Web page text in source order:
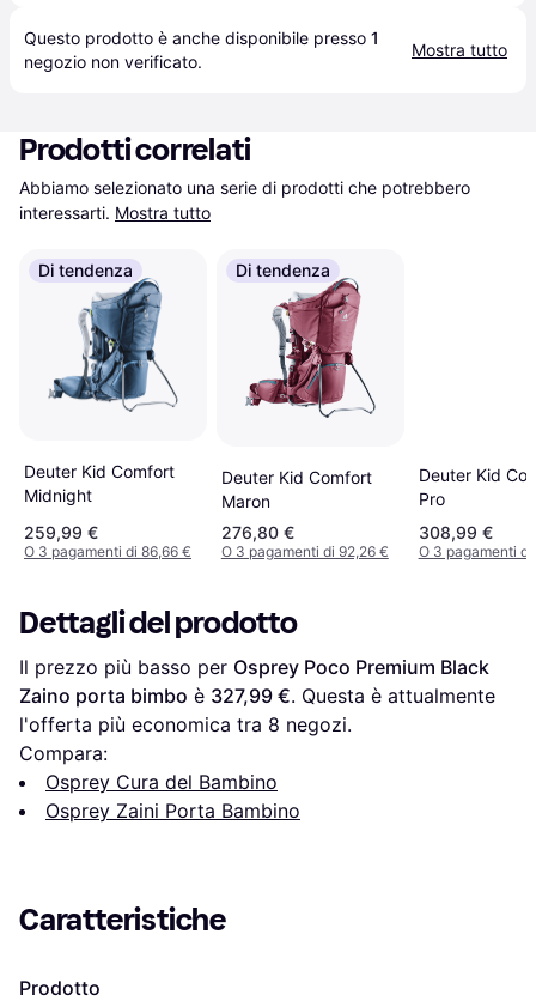
Questo prodotto è anche disponibile presso 1
negozio non verificato.
Mostra tutto
Prodotti correlati
Abbiamo selezionato una serie di prodotti che potrebbero
interessarti. Mostra tutto
Di tendenza
Deuter Kid Comfort
Midnight
259,99 €
O 3 pagamenti di 86,66 €
Di tendenza
Deuter Kid Comfort
Maron
276,80 €
O 3 pagamenti di 92,26 €
Deuter Kid
Pro
308,99 €
O 3 pagamenti
Dettagli del prodotto
Il prezzo più basso per Osprey Poco Premium Black
Zaino porta bimbo è 327,99 €. Questa è attualmente
l'offerta più economica tra 8 negozi.
Compara:
Osprey Cura del Bambino
Osprey Zaini Porta Bambino
Caratteristiche
Prodotto